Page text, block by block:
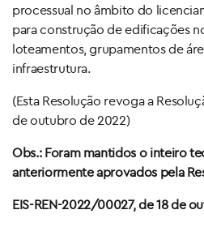
processual no âmbito do
para construção de edificações
loteamentos, grupamentos de
infraestrutura.
(Esta Resolução revoga a
de outubro de 2022)
Obs.: Foram mantidos o inteiro
anteriormente aprovados pela
EIS-REN-2022/00027, de 18 de